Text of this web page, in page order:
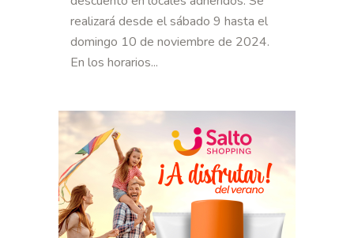
realizará desde el sábado 9 hasta el
domingo 10 de noviembre de 2024.
En los horarios...